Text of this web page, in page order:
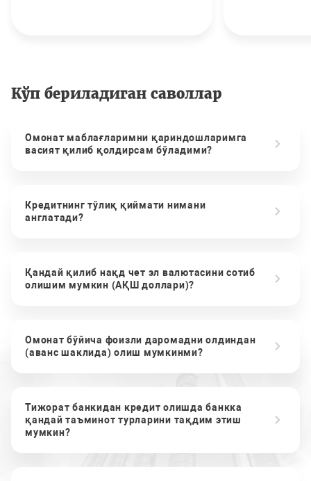
Кўп бериладиган саволлар
Омонат маблағларимни қариндошларимга
васият қилиб қолдирсам бўладими?
Кредитнинг тўлиқ қиймати нимани
англатади?
Қандай қилиб нақд чет эл валютасини сотиб
олишим мумкин (АҚШ доллари)?
Омонат бўйича фоизли даромадни олдиндан
(аванс шаклида) олиш мумкинми?
Тижорат банкидан кредит олишда банкка
қандай таъминот турларини тақдим этиш
мумкин?